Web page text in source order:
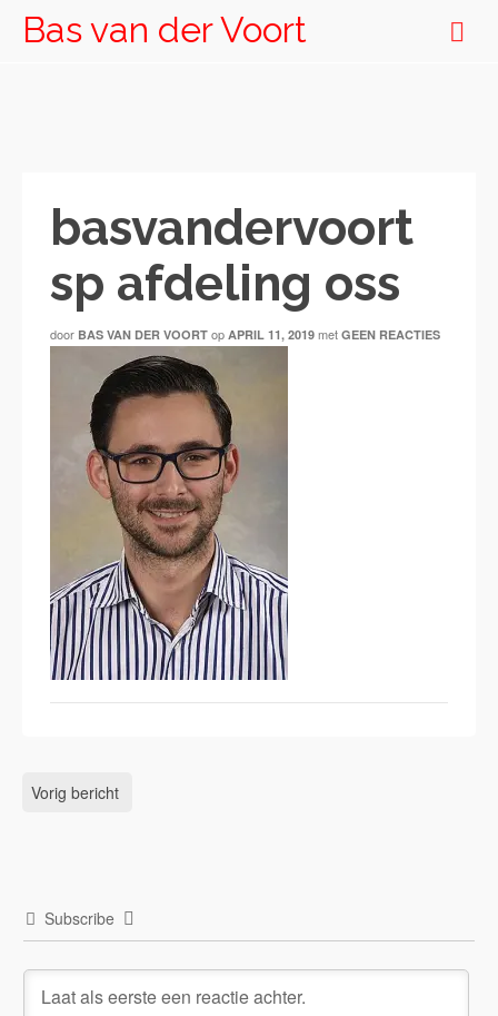
Bas van der Voort
basvandervoort
sp afdeling oss
door BAS VAN DER VOORT op APRIL 11, 2019 met GEEN REACTIES
Vorig bericht
Subscribe